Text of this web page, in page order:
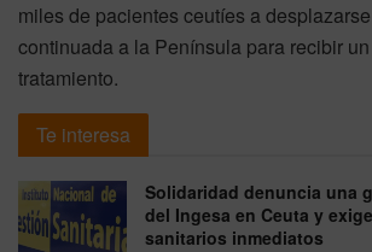
miles de pacientes ceutíes a
continuada a la Península para recibir
tratamiento.
Te interesa
Solidaridad denuncia una
del Ingesa en Ceuta y
sanitarios inmediatos